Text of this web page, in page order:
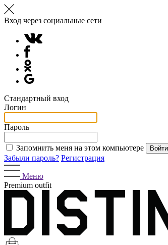
Вход через социальные сети
Стандартный вход
Логин
Пароль
Запомнить меня на этом компьютере
Забыли пароль? Регистрация
Меню
Premium outfit